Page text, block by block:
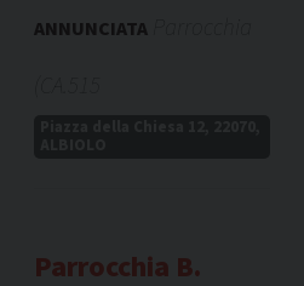
ANNUNCIATA
Parrocchia B.